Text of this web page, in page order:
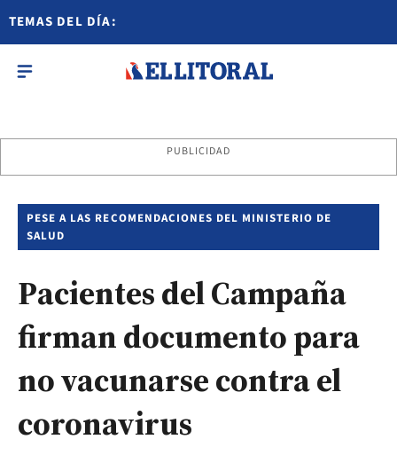
TEMAS DEL DÍA:
PUBLICIDAD
PESE A LAS RECOMENDACIONES DEL MINISTERIO DE
SALUD
Pacientes del Campaña
firman documento para
no vacunarse contra el
coronavirus